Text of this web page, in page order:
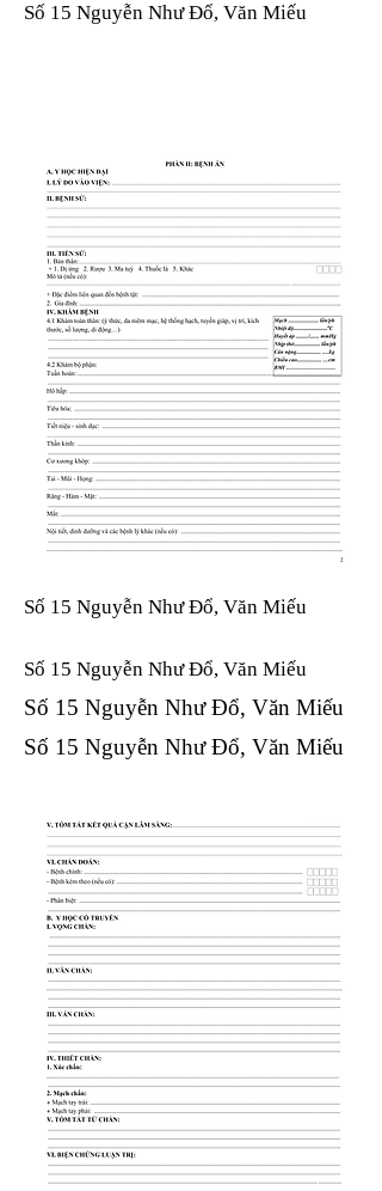
Số 15 Nguyễn Như Đổ, Văn Miếu
Số 15 Nguyễn Như Đổ, Văn Miếu
Số 15 Nguyễn Như Đổ, Văn Miếu​​​​
Số 15 Nguyễn Như Đổ, Văn Miếu​​​​
Số 15 Nguyễn Như Đổ, Văn Miếu​​​​